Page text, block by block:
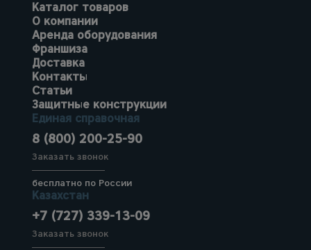
Каталог товаров
О компании
Аренда оборудования
Франшиза
Доставка
Контакты
Статьи
Защитные конструкции
Единая справочная
8 (800) 200-25-90
Заказать звонок
бесплатно по России
Казахстан
+7 (727) 339-13-09
Заказать звонок